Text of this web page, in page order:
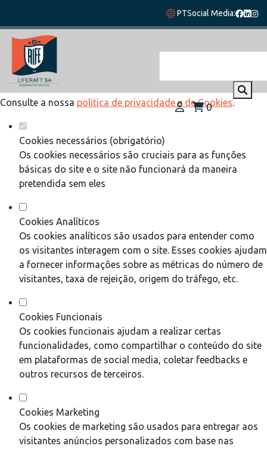
Defina as suas preferências de cookies
para este website.
Este website utiliza cookies estritamente necessários,
analíticos e funcionais, para lhe oferecer uma boa experiência
de navegação e acesso a todas as funcionalidades.
Consulte a nossa política de privacidade e de Cookies.
Cookies necessários (obrigatório)
Os cookies necessários são cruciais para as funções
básicas do site e o site não funcionará da maneira
pretendida sem eles
Cookies Analíticos
Os cookies analíticos são usados para entender como
os visitantes interagem com o site. Esses cookies ajudam
a fornecer informações sobre as métricas do número de
visitantes, taxa de rejeição, origem do tráfego, etc.
Cookies Funcionais
Os cookies funcionais ajudam a realizar certas
funcionalidades, como compartilhar o conteúdo do site
em plataformas de social media, coletar feedbacks e
outros recursos de terceiros.
Cookies Marketing
Os cookies de marketing são usados para entregar aos
visitantes anúncios personalizados com base nas
PTSocial Media:
0